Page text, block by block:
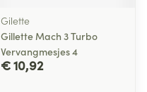
Gilette
Gillette Mach 3 Turbo
Vervangmesjes 4
€ 10,92